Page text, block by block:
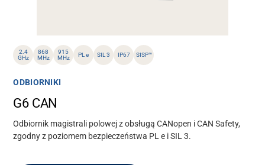
2.4
GHz
868
MHz
915
MHz
PL e SIL 3 IP67 SISP™
ODBIORNIKI
G6 CAN
Odbiornik magistrali polowej z obsługą CANopen i CAN Safety,
zgodny z poziomem bezpieczeństwa PL e i SIL 3.